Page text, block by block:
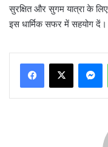
सुरक्षित और सुगम यात्रा के
इस धार्मिक सफर में सहयोग दें।